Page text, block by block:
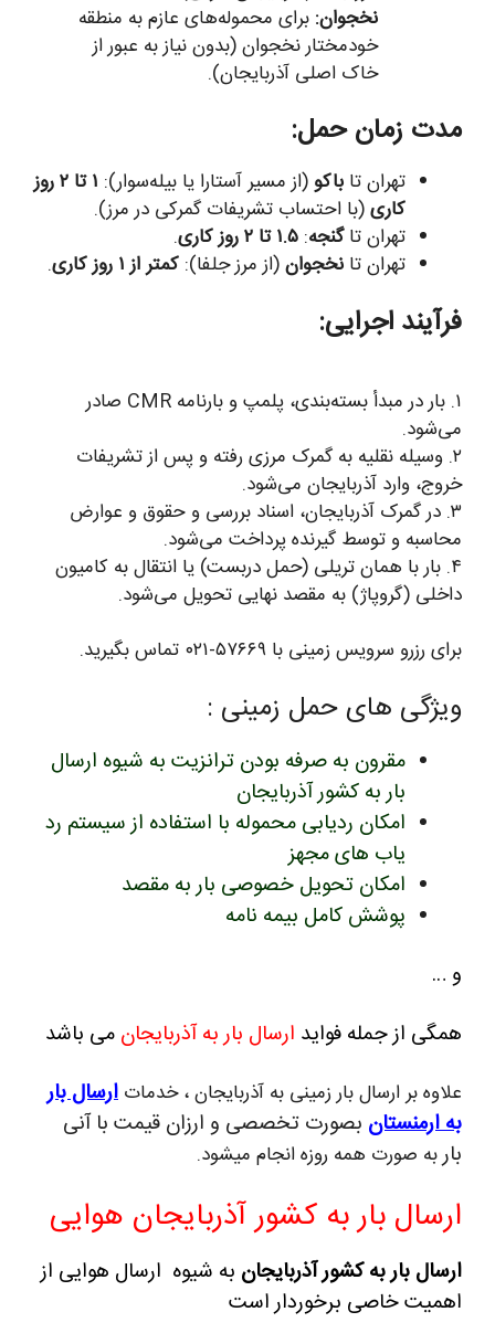
نخجوان:برای محموله‌های عازم به منطقه
خودمختار نخجوان (بدون نیاز به عبور از
خاک اصلی آذربایجان).
مدت زمان حمل:
تهران تاباکو(از مسیر آستارا یا بیله‌سوار):
۱ تا ۲ روز
کاری(با احتساب تشریفات گمرکی در مرز).
تهران تاگنجه:۱.۵ تا ۲ روز کاری
.
تهران تانخجوان(از مرز جلفا):کمتر از ۱ روز کاری .
فرآیند اجرایی:
۱. بار در مبدأ بسته‌بندی، پلمپ و بارنامه CMR صادر
می‌شود.
۲. وسیله نقلیه به گمرک مرزی رفته و پس از تشریفات
خروج، وارد آذربایجان می‌شود.
۳. در گمرک آذربایجان، اسناد بررسی و حقوق و عوارض
محاسبه و توسط گیرنده پرداخت می‌شود.
۴. بار با همان تریلی (حمل دربست) یا انتقال به کامیون
داخلی (گروپاژ) به مقصد نهایی تحویل می‌شود.
برای رزرو سرویس زمینی با ۵۷۶۶۹-۰۲۱ تماس بگیرید.
ویژگی های حمل زمینی :
مقرون به صرفه بودن ترانزیت به شیوه ارسال
بار به کشور آذربایجان
امکان ردیابی محموله با استفاده از سیستم رد
یاب های مجهز
امکان تحویل خصوصی بار به مقصد
پوشش کامل بیمه نامه
و …
همگی از جمله فوایدارسال بار به آذربایجانمی باشد
علاوه بر ارسال بار زمینی به آذربایجان ، خدماتارسال بار
به ارمنستانبصورت تخصصی و ارزان قیمت با آنی
باربه صورت همه روزه انجام میشود.
ارسال بار به کشور آذربایجان هوایی
ارسال بار به کشور آذربایجانبه شیوه ارسال هوایی از
اهمیت خاصی برخوردار است